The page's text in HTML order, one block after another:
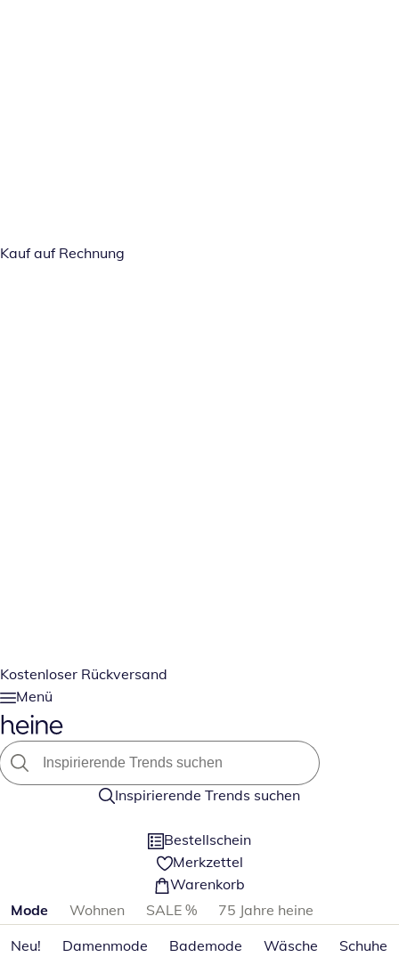
Kauf auf Rechnung
Kostenloser Rückversand
Menü
Inspirierende Trends suchen
Bestellschein
Merkzettel
Warenkorb
Produktkategorien überspringen
Mode Wohnen SALE %
75 Jahre heine
Neu!
Damenmode Bademode Wäsche Schuhe